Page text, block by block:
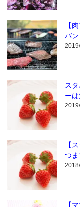
【
バ
ス
ー
【
つ
【